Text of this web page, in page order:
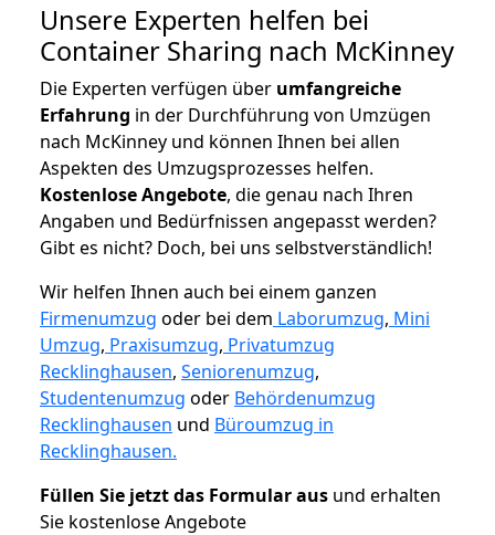
Unsere Experten helfen bei
Container Sharing nach McKinney
Die Experten verfügen über umfangreiche
Erfahrung in der Durchführung von Umzügen
nach McKinney und können Ihnen bei allen
Aspekten des Umzugsprozesses helfen.
Kostenlose Angebote, die genau nach Ihren
Angaben und Bedürfnissen angepasst werden?
Gibt es nicht? Doch, bei uns selbstverständlich!
Wir helfen Ihnen auch bei einem ganzen
Firmenumzug oder bei dem Laborumzug, Mini
Umzug, Praxisumzug, Privatumzug
Recklinghausen, Seniorenumzug,
Studentenumzug oder Behördenumzug
Recklinghausen und Büroumzug in
Recklinghausen.
Füllen Sie jetzt das Formular aus und erhalten
Sie kostenlose Angebote